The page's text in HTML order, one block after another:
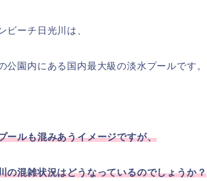
ビーチ日光川は、
公園内にある国内最大級の淡水プールです。
ールも混みあうイメージですが、
の混雑状況はどうなっているのでしょうか？